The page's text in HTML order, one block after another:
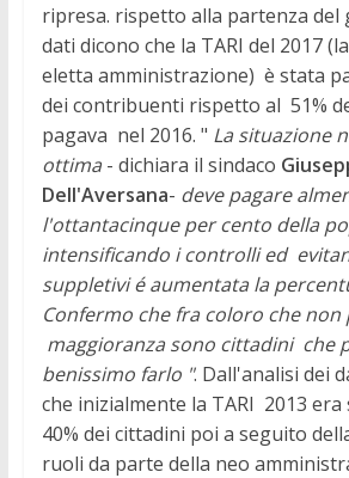
ripresa. rispetto alla partenza del
dati dicono che la TARI del 2017
eletta amministrazione) è stata
dei contribuenti rispetto al 51%
pagava nel 2016. " La situazione
ottima- dichiara il sindaco
Dell'Aversana- deve pagare
l'ottantacinque per cento della
intensificando i controlli ed
suppletivi é aumentata la
Confermo che fra coloro che
maggioranza sono cittadini che
benissimo farlo ". Dall'analisi dei
che inizialmente la TARI 2013
40% dei cittadini poi a seguito
ruoli da parte della neo